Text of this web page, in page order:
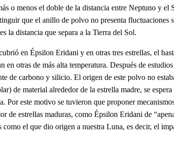
o menos el doble de la distancia entre Neptuno y
que el anillo de polvo no presenta
la distancia que separa a la Tierra del Sol.
en Épsilon Eridani y en otras tres estrellas, el
otras de más alta temperatura. Después de
de carbono y silicio. El origen de este polvo no
de material alrededor de la estrella madre, se
este motivo se tuvieron que proponer
de estrellas maduras, como Épsilon Eridani de
el que dio origen a nuestra Luna, es decir, el